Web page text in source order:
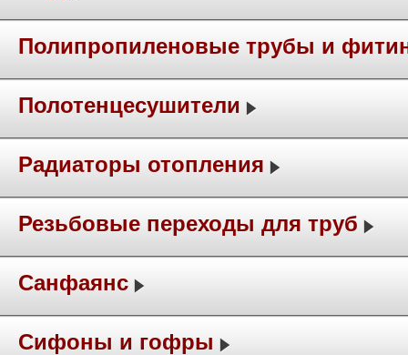
Полипропиленовые трубы и
Полотенцесушители
Радиаторы отопления
Резьбовые переходы для труб
Санфаянс
Сифоны и гофры